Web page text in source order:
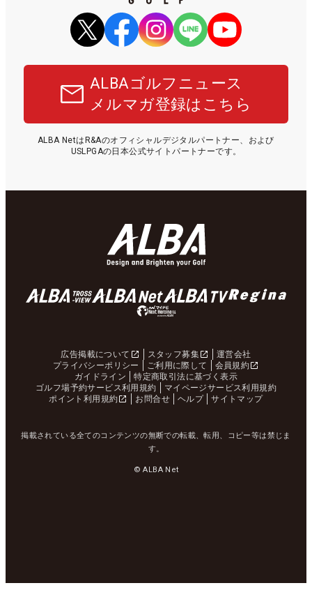
ALBAゴルフニュース
メルマガ登録はこちら
ALBA NetはR&Aのオフィシャルデジタルパートナー、および
USLPGAの日本公式サイトパートナーです。
広告掲載について スタッフ募集
運営会社
プライバシーポリシー
ご利用に際して
会員規約
ガイドライン
特定商取引法に基づく表示
ゴルフ場予約サービス利用規約
マイページサービス利用規約
ポイント利用規約
お問合せ ヘルプ サイトマップ
掲載されている全てのコンテンツの無断での転載、転用、コピー等は禁じま
す。
© ALBA Net